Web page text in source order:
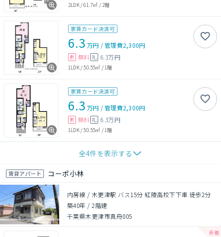
2LDK/61.7㎡ /2階
家賃カード決済可
6.3 万円 /管理費2,300円
敷 無料 礼 6.3万円
1LDK/50.55㎡ /1階
家賃カード決済可
6.3 万円 /管理費2,300円
敷 無料 礼 6.3万円
1LDK/50.55㎡ /1階
全4件を表示する
賃貸アパート コーポ小林
内房線 / 木更津駅 バス15分 紅陵高校下下車 徒歩2分
築40年 /2階建
千葉県木更津市真舟005